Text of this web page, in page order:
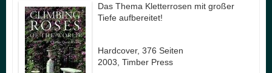
Das Thema Kletterrosen mit großer
Tiefe aufbereitet!
Hardcover, 376 Seiten
2003, Timber Press